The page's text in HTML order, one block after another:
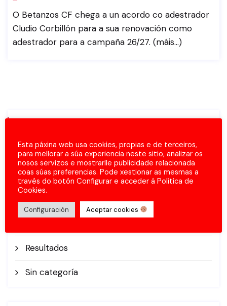
O Betanzos CF chega a un acordo co adestrador
Cludio Corbillón para a sua renovación como
adestrador para a campaña 26/27. (máis…)
Categorías
Comunicados
Fichaxes
Horarios
Resultados
Sin categoría
Esta páxina web usa cookies, propias e de terceiros,
para mellorar a súa experiencia neste sitio, analizar os
nosos servizos e mostrarlle publicidade relacionada
coas súas preferencias. Pode xestionar as mesmas a
través do botón Configurar e acceder á Política de
Cookies.
Configuración Aceptar cookies